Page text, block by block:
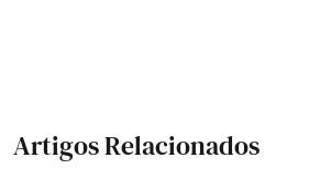
Artigos Relacionados